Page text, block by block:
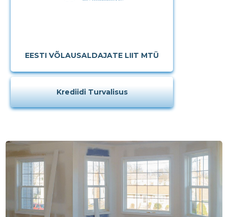
EESTI VÕLAUSALDAJATE LIIT MTÜ
Krediidi Turvalisus